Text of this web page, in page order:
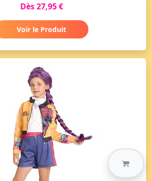
Dès 27,95 €
Voir le Produit